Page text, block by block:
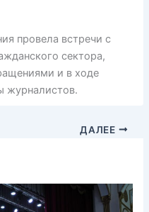
провела встречи с
сектора,
и в ходе
журналистов.
ДАЛЕЕ